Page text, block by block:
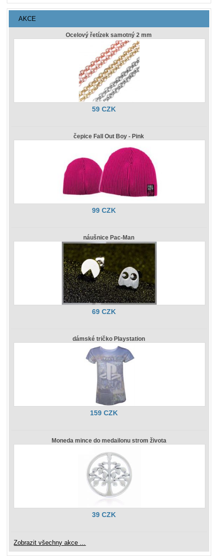
AKCE
Ocelový řetízek samotný 2 mm
59 CZK
čepice Fall Out Boy - Pink
99 CZK
náušnice Pac-Man
69 CZK
dámské tričko Playstation
159 CZK
Moneda mince do medailonu strom života
39 CZK
Zobrazit všechny akce ...